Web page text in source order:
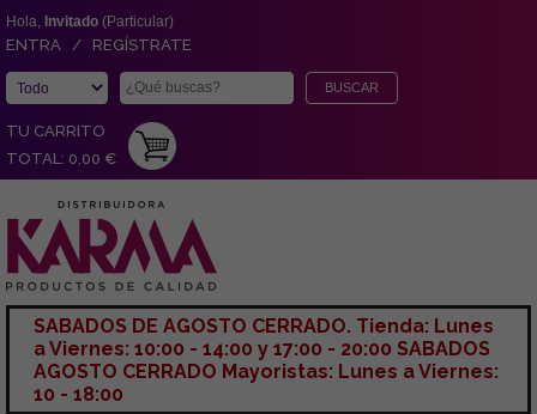
Hola, Invitado (Particular)
ENTRA / REGÍSTRATE
TU CARRITO
TOTAL: 0,00 €
SABADOS DE AGOSTO CERRADO. Tienda: Lunes
a Viernes: 10:00 - 14:00 y 17:00 - 20:00 SABADOS
AGOSTO CERRADO Mayoristas: Lunes a Viernes:
10 - 18:00